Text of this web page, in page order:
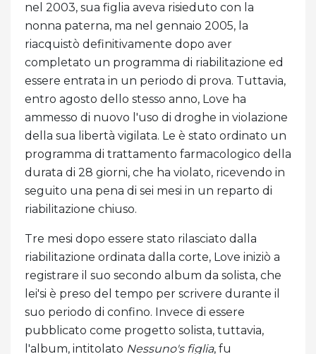
nel 2003, sua figlia aveva risieduto con la
nonna paterna, ma nel gennaio 2005, la
riacquistò definitivamente dopo aver
completato un programma di riabilitazione ed
essere entrata in un periodo di prova. Tuttavia,
entro agosto dello stesso anno, Love ha
ammesso di nuovo l'uso di droghe in violazione
della sua libertà vigilata. Le è stato ordinato un
programma di trattamento farmacologico della
durata di 28 giorni, che ha violato, ricevendo in
seguito una pena di sei mesi in un reparto di
riabilitazione chiuso.
Tre mesi dopo essere stato rilasciato dalla
riabilitazione ordinata dalla corte, Love iniziò a
registrare il suo secondo album da solista, che
lei'si è preso del tempo per scrivere durante il
suo periodo di confino. Invece di essere
pubblicato come progetto solista, tuttavia,
l'album, intitolato Nessuno's figlia, fu